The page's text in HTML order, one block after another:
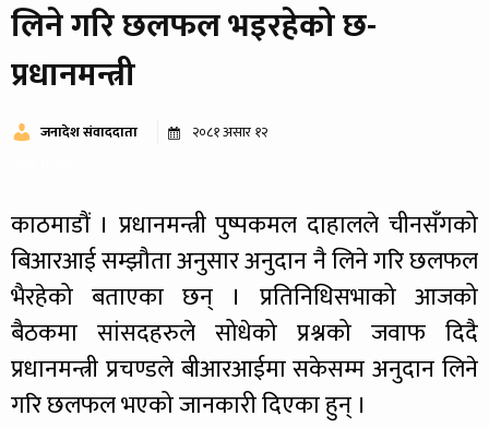
लिने गरि छलफल भइरहेको छ-
प्रधानमन्त्री
जनादेश संवाददाता २०८१ असार १२
काठमाडौं । प्रधानमन्त्री पुष्पकमल दाहालले चीनसँगको
बिआरआई सम्झौता अनुसार अनुदान नै लिने गरि छलफल
भैरहेको बताएका छन् । प्रतिनिधिसभाको आजको
बैठकमा सांसदहरुले सोधेको प्रश्नको जवाफ दिदै
प्रधानमन्त्री प्रचण्डले बीआरआईमा सकेसम्म अनुदान लिने
गरि छलफल भएको जानकारी दिएका हुन् ।